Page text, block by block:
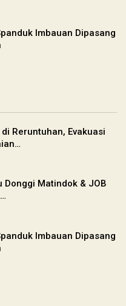
Imbauan Dipasang
Reruntuhan, Evakuasi
Donggi Matindok & JOB
Imbauan Dipasang